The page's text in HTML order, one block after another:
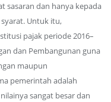
sasaran dan hanya kepada
Untuk itu,
pajak periode 2016–
dan Pembangunan guna
maupun
pemerintah adalah
sangat besar dan